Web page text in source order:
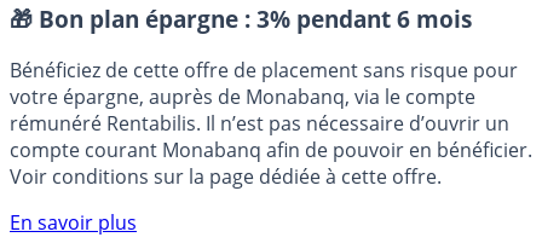
🎁 Bon plan épargne : 3% pendant 6 mois
Bénéficiez de cette offre de placement sans risque pour
votre épargne, auprès de Monabanq, via le compte
rémunéré Rentabilis. Il n’est pas nécessaire d’ouvrir un
compte courant Monabanq afin de pouvoir en bénéficier.
Voir conditions sur la page dédiée à cette offre.